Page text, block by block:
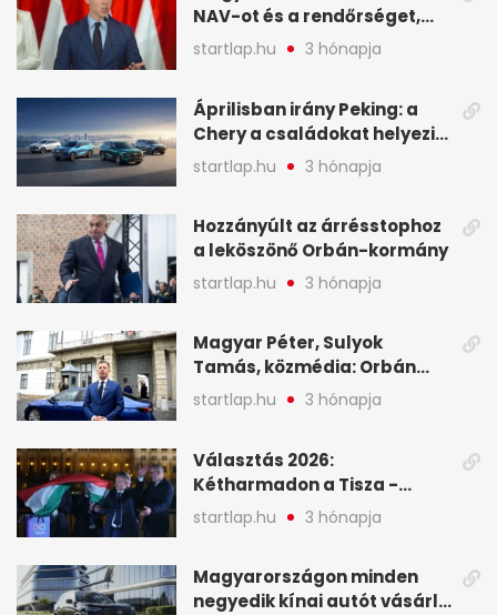
NAV-ot és a rendőrséget,
tartóztassák le a NER-es
oligarchákat - A hét
startlap.hu 3 hónapja
Áprilisban irány Peking: a
Chery a családokat helyezi
globális mobilitási
programja középpontjába
startlap.hu 3 hónapja
Hozzányúlt az árrésstophoz
a leköszönő Orbán-kormány
startlap.hu 3 hónapja
Magyar Péter, Sulyok
Tamás, közmédia: Orbán
Viktor április 13. óta hallgat,
közben pörögnek az
startlap.hu 3 hónapja
Választás 2026:
Kétharmadon a Tisza -
mutatjuk, hogyan alakulnak
a mandátumok
startlap.hu 3 hónapja
Magyarországon minden
negyedik kínai autót vásárló